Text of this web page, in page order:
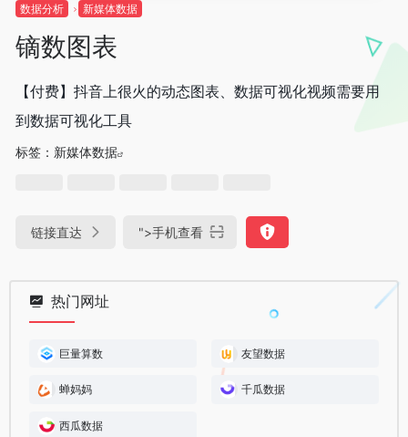
数据分析 新媒体数据
镝数图表
【付费】抖音上很火的动态图表、数据可视化视频需要用
到数据可视化工具
标签： 新媒体数据
链接直达 ">手机查看
热门网址
巨量算数 友望数据
蝉妈妈 千瓜数据
西瓜数据